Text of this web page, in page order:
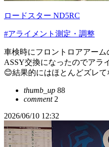
ロードスター ND5RC
#アライメント測定・調整
車検時にフロントロアアー
ASSY交換になったのでアラ
😊結果的にはほとんどズレ
thumb_up 88
comment2
2026/06/10 12:32